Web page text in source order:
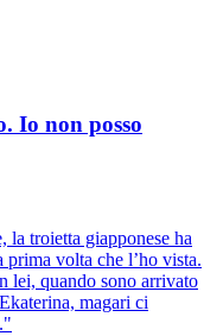
Io non posso
la troietta giapponese ha
volta che l’ho vista.
lei, quando sono arrivato
magari ci